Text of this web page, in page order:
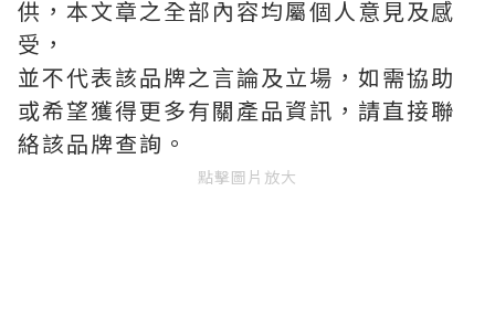
供，本文章之全部內容均屬個人意見及感
受，
並不代表該品牌之言論及立場，如需協助
或希望獲得更多有關產品資訊，請直接聯
絡該品牌查詢。
點擊圖片放大